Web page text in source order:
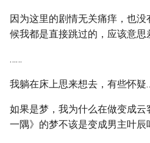
因为这里的剧情无关痛痒，也
候我都是直接跳过的，应该意思
……
我躺在床上思来想去，有些怀疑
如果是梦，我为什么在做变成
一隅》的梦不该是变成男主叶辰